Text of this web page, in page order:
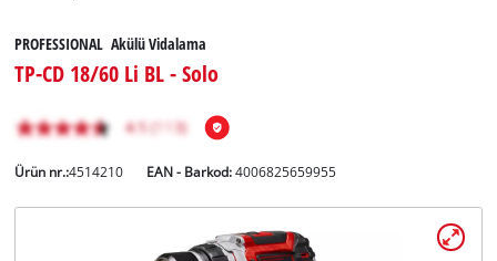
PROFESSIONAL Akülü Vidalama
TP-CD 18/60 Li BL - Solo
Ürün nr.:4514210 EAN - Barkod:4006825659955